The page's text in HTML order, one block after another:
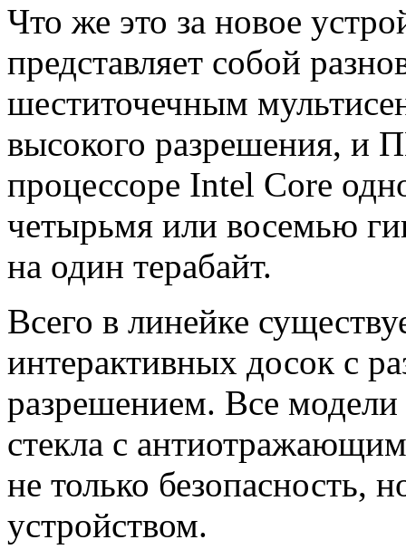
Что же это за новое
представляет собой
шеститочечным
высокого разрешения, и
процессоре Intel Core
четырьмя или восемью
на один терабайт.
Всего в линейке
интерактивных досок с
разрешением. Все
стекла с
не только безопасность,
устройством.